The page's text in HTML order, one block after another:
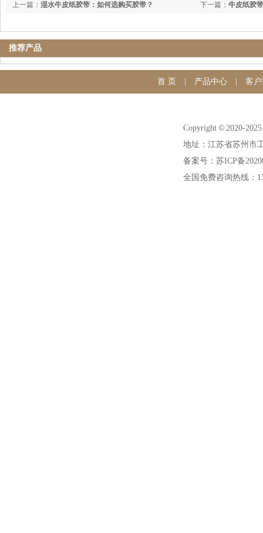
下一篇： 牛皮纸胶
上一篇： 湿水牛皮纸胶带：如何选购买胶带？
推荐产品
首 页 产品中心| 客
Copyright © 2020-
地址：江苏省苏州市
备案号：苏ICP备
全国免费咨询热线：